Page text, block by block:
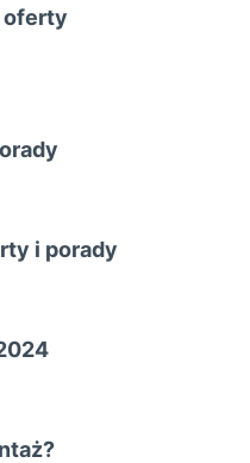
oferty
i porady